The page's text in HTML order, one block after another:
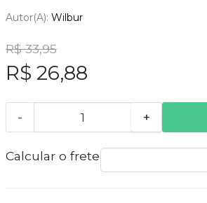
Autor(a): Wilbur
R$ 33,95
R$ 26,88
- +
Calcular o frete